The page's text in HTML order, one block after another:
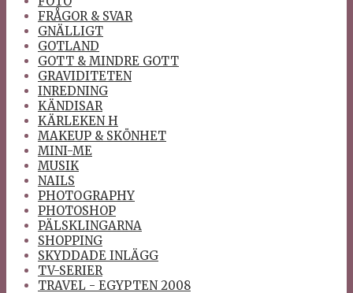
FRÅGOR & SVAR
GNÄLLIGT
GOTLAND
GOTT & MINDRE GOTT
GRAVIDITETEN
INREDNING
KÄNDISAR
KÄRLEKEN H
MAKEUP & SKÖNHET
MINI-ME
MUSIK
NAILS
PHOTOGRAPHY
PHOTOSHOP
PÄLSKLINGARNA
SHOPPING
SKYDDADE INLÄGG
TV-SERIER
TRAVEL - EGYPTEN 2008